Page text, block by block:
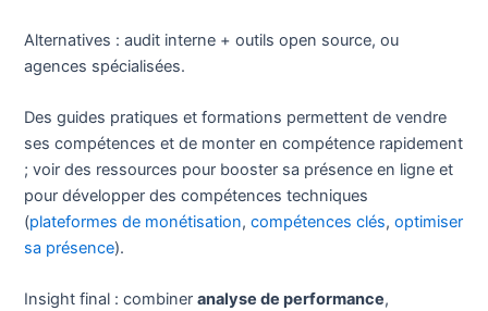
Alternatives : audit interne + outils open source, ou
agences spécialisées.
Des guides pratiques et formations permettent de vendre
ses compétences et de monter en compétence rapidement
; voir des ressources pour booster sa présence en ligne et
pour développer des compétences techniques
(plateformes de monétisation,compétences clés,optimiser
sa présence).
Insight final : combineranalyse de performance,